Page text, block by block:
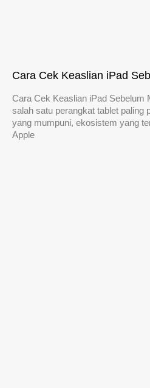
Cara Cek Keaslian iPad
Cara Cek Keaslian iPad Sebelum
salah satu perangkat tablet paling
yang mumpuni, ekosistem yang
Apple